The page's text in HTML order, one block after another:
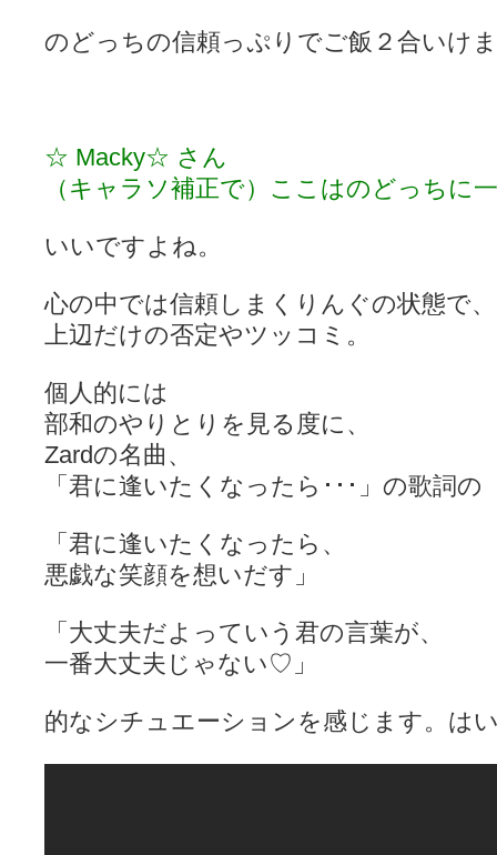
のどっちの信頼っぷりでご飯２合いけ
☆ Macky☆ さん
（キャラソ補正で）ここはのどっちに
いいですよね。
心の中では信頼しまくりんぐの状態で、
上辺だけの否定やツッコミ。
個人的には
部和のやりとりを見る度に、
Zardの名曲、
「君に逢いたくなったら･･･」の歌詞の
「君に逢いたくなったら、
悪戯な笑顔を想いだす」
「大丈夫だよっていう君の言葉が、
一番大丈夫じゃない♡」
的なシチュエーションを感じます。は